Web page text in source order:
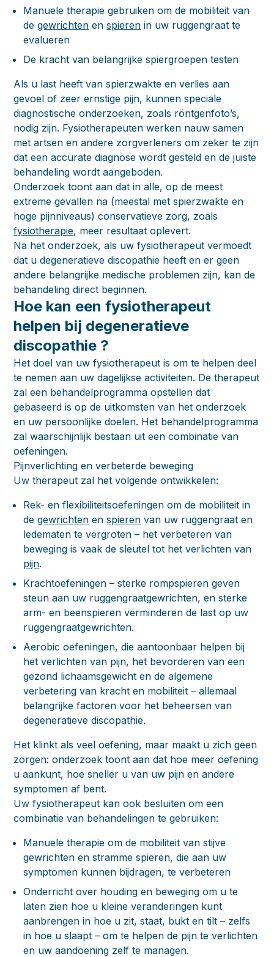
Manuele therapie gebruiken om de mobiliteit van
degewrichten enspieren in uw ruggengraat te
evalueren
De kracht van belangrijke spiergroepen testen
Als u last heeft van spierzwakte en verlies aan
gevoel of zeer ernstige pijn, kunnen speciale
diagnostische onderzoeken, zoals röntgenfoto’s,
nodig zijn. Fysiotherapeuten werken nauw samen
met artsen en andere zorgverleners om zeker te zijn
dat een accurate diagnose wordt gesteld en de juiste
behandeling wordt aangeboden.
Onderzoek toont aan dat in alle, op de meest
extreme gevallen na (meestal met spierzwakte en
hoge pijnniveaus) conservatieve zorg, zoals
fysiotherapie, meer resultaat oplevert.
Na het onderzoek, als uw fysiotherapeut vermoedt
dat u degeneratieve discopathie heeft en er geen
andere belangrijke medische problemen zijn, kan de
behandeling direct beginnen.
Hoe kan een fysiotherapeut
helpen bij degeneratieve
discopathie ?
Het doel van uw fysiotherapeut is om te helpen deel
te nemen aan uw dagelijkse activiteiten. De therapeut
zal een behandelprogramma opstellen dat
gebaseerd is op de uitkomsten van het onderzoek
en uw persoonlijke doelen. Het behandelprogramma
zal waarschijnlijk bestaan uit een combinatie van
oefeningen.
Pijnverlichting en verbeterde beweging
Uw therapeut zal het volgende ontwikkelen:
Rek- en flexibiliteitsoefeningen om de mobiliteit in
degewrichten enspieren van uw ruggengraat en
ledematen te vergroten – het verbeteren van
beweging is vaak de sleutel tot het verlichten van
pijn.
Krachtoefeningen – sterke rompspieren geven
steun aan uw ruggengraatgewrichten, en sterke
arm- en beenspieren verminderen de last op uw
ruggengraatgewrichten.
Aerobic oefeningen, die aantoonbaar helpen bij
het verlichten van pijn, het bevorderen van een
gezond lichaamsgewicht en de algemene
verbetering van kracht en mobiliteit – allemaal
belangrijke factoren voor het beheersen van
degeneratieve discopathie.
Het klinkt als veel oefening, maar maakt u zich geen
zorgen: onderzoek toont aan dat hoe meer oefening
u aankunt, hoe sneller u van uw pijn en andere
symptomen af bent.
Uw fysiotherapeut kan ook besluiten om een
combinatie van behandelingen te gebruiken:
Manuele therapie om de mobiliteit van stijve
gewrichten en stramme spieren, die aan uw
symptomen kunnen bijdragen, te verbeteren
Onderricht over houding en beweging om u te
laten zien hoe u kleine veranderingen kunt
aanbrengen in hoe u zit, staat, bukt en tilt – zelfs
in hoe u slaapt – om te helpen de pijn te verlichten
en uw aandoening zelf te managen.